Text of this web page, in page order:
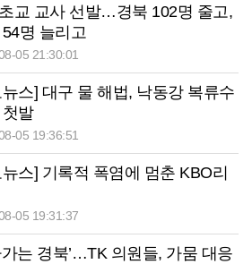
교 교사 선발…경북 102명 줄고,
명 늘리고
05 21:30:01
뉴스] 대구 물 해법, 낙동강 복류수
발
05 19:36:51
스] 기록적 폭염에 멈춘 KBO리
05 19:31:37
가는 경북’…TK 의원들, 가뭄 대응